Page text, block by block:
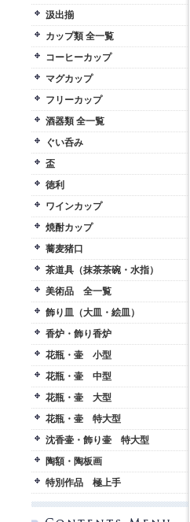
汲出揃
カップ類 全一覧
コーヒーカップ
マグカップ
フリーカップ
酒器類 全一覧
ぐい呑み
盃
徳利
ワインカップ
焼酎カップ
蕎麦猪口
茶道具（抹茶茶碗・水指）
美術品 全一覧
飾り皿（大皿・絵皿）
香炉・飾り香炉
花瓶・壷 小型
花瓶・壷 中型
花瓶・壷 大型
花瓶・壷 特大型
沈香壷・飾り壷 特大型
陶額・陶板画
特別作品 極上手